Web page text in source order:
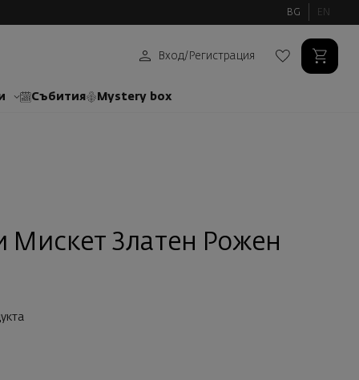
BG EN
Вход/ Регистрация
Събития Mystery box
Мискет Златен Рожен